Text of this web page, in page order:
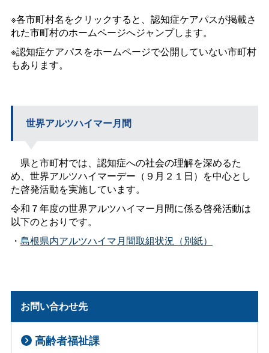
※各市町村名をクリックすると、認知症ケアパスが掲載さ
れた市町村のホームページへジャンプします。
※認知症ケアパスをホームページで公開していない市町村
もあります。
世界アルツハイマー月間
県と市町村では、認知症への社会の理解を深めるた
め、世界アルツハイマーデー（９月２１日）を中心とし
た啓発活動を実施しています。
令和７年度の世界アルツハイマー月間に係る啓発活動は
以下のとおりです。
・ 島根県内アルツハイマ月間取組状況（別紙）
お問い合わせ先
高齢者福祉課